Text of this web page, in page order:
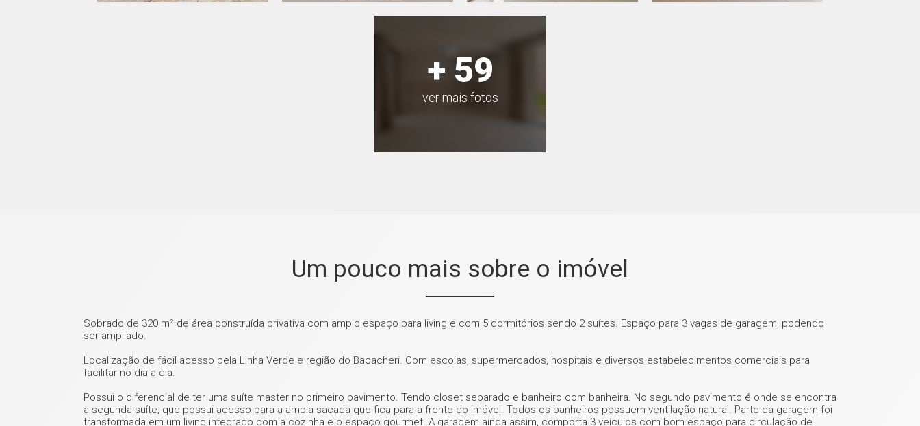
+ 59
ver mais fotos
Um pouco mais sobre o imóvel
Sobrado de 320 m² de área construída privativa com amplo espaço para living e com 5 dormitórios sendo 2 suítes. Espaço para 3 vagas de garagem, podendo
ser ampliado.
Localização de fácil acesso pela Linha Verde e região do Bacacheri. Com escolas, supermercados, hospitais e diversos estabelecimentos comerciais para
facilitar no dia a dia.
Possui o diferencial de ter uma suíte master no primeiro pavimento. Tendo closet separado e banheiro com banheira. No segundo pavimento é onde se encontra
a segunda suíte, que possui acesso para a ampla sacada que fica para a frente do imóvel. Todos os banheiros possuem ventilação natural. Parte da garagem foi
transformada em um living integrado com a cozinha e o espaço gourmet. A garagem ainda assim, comporta 3 veículos com bom espaço para circulação de